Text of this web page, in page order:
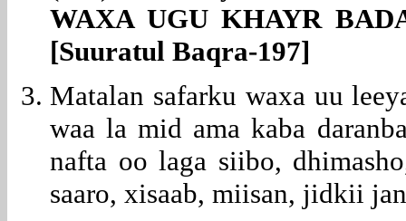
WAXA UGU KHAYR
[Suuratul Baqra-197]
Matalan safarku waxa uu
waa la mid ama kaba
nafta oo laga siibo,
saaro, xisaab, miisan, jidkii